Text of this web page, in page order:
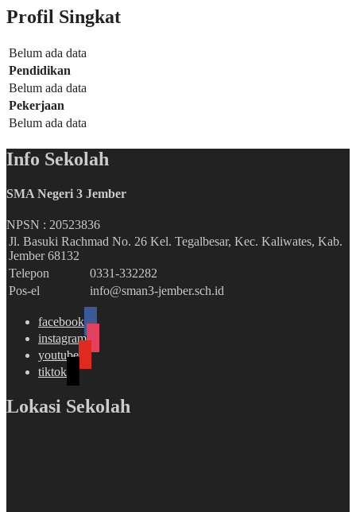
Profil Singkat
Belum ada data
Pendidikan
Belum ada data
Pekerjaan
Belum ada data
Info Sekolah
SMA Negeri 3 Jember
NPSN : 20523836
Jl. Basuki Rachmad No. 26 Kel. Tegalbesar, Kec. Kaliwates, Kab.
Jember 68132
Telepon
0331-332282
Pos-el
info@sman3-jember.sch.id
facebook
instagram
youtube
tiktok
Lokasi Sekolah